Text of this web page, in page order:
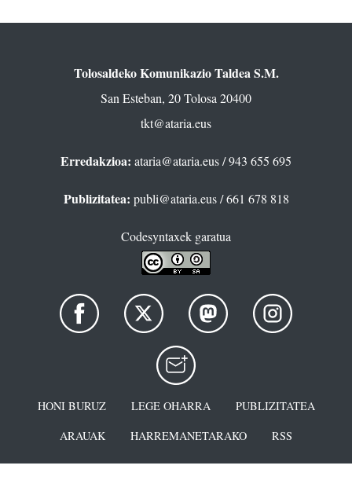
Tolosaldeko Komunikazio Taldea S.M.
San Esteban, 20 Tolosa 20400
tkt@ataria.eus
Erredakzioa: ataria@ataria.eus/ 943 655 695
Publizitatea: publi@ataria.eus/ 661 678 818
Codesyntaxek garatua
HONI BURUZ LEGE OHARRA
PUBLIZITATEA
ARAUAK
HARREMANETARAKO RSS